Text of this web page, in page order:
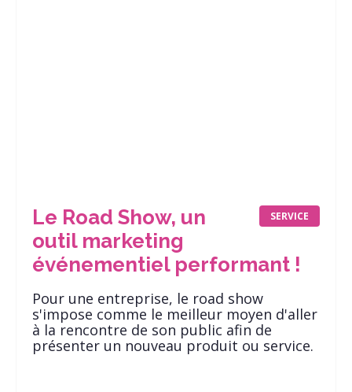
SERVICE
Le Road Show, un
outil marketing
événementiel performant !
Pour une entreprise, le road show
s'impose comme le meilleur moyen d'aller
à la rencontre de son public afin de
présenter un nouveau produit ou service.